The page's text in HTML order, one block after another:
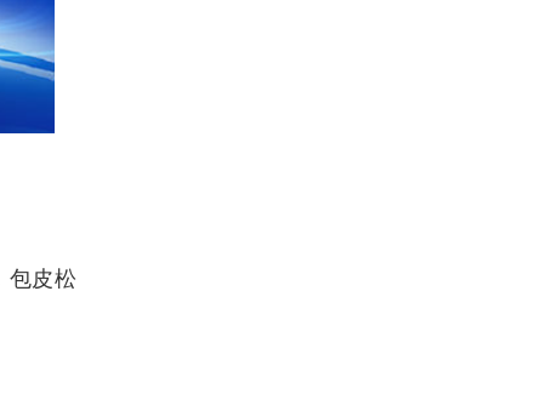
皮松